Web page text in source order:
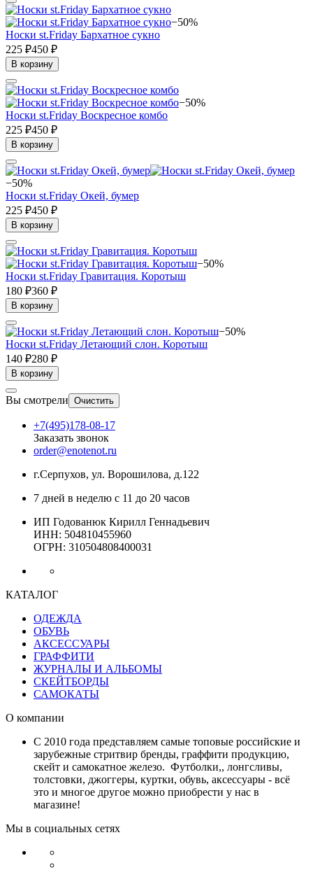
−50%
Носки st.Friday Бархатное сукно
225 ₽450 ₽
В корзину
−50%
Носки st.Friday Воскресное комбо
225 ₽450 ₽
В корзину
−50%
Носки st.Friday Окей, бумер
225 ₽450 ₽
В корзину
−50%
Носки st.Friday Гравитация. Коротыш
180 ₽360 ₽
В корзину
−50%
Носки st.Friday Летающий слон. Коротыш
140 ₽280 ₽
В корзину
Вы смотрели Очистить
+7(495)178-08-17
Заказать звонок
order@enotenot.ru
г.Серпухов, ул. Ворошилова, д.122
7 дней в неделю с 11 до 20 часов
ИП Годованюк Кирилл Геннадьевич
ИНН: 504810455960
ОГРН: 310504808400031
КАТАЛОГ
ОДЕЖДА
ОБУВЬ
АКСЕССУАРЫ
ГРАФФИТИ
ЖУРНАЛЫ И АЛЬБОМЫ
СКЕЙТБОРДЫ
САМОКАТЫ
О компании
С 2010 года представляем самые топовые российские и
зарубежные стритвир бренды, граффити продукцию,
скейт и самокатное железо. Футболки,, лонгсливы,
толстовки, джоггеры, куртки, обувь, аксессуары - всё
это и многое другое можно приобрести у нас в
магазине!
Мы в социальных сетях